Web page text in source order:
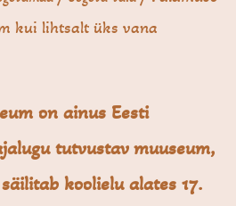
kui lihtsalt üks vana
onainus Eesti
tutvustav muuseum,
koolielu alates 17.